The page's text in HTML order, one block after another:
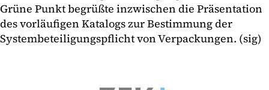
Grüne Punkt begrüßte inzwischen die Präsentation
des vorläufigen Katalogs zur Bestimmung der
Systembeteiligungspflicht von Verpackungen. (sig)